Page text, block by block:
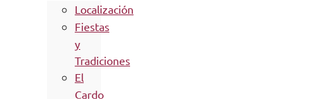
Localización
Fiestas
y
Tradiciones
El
Cardo